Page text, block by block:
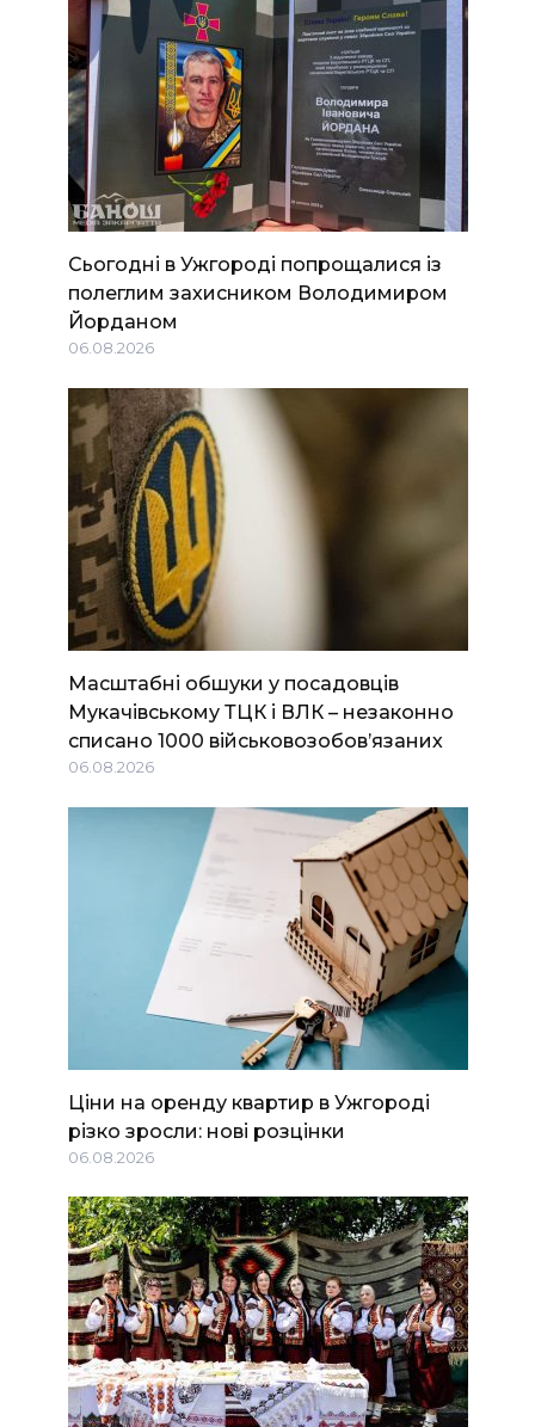
Сьогодні в Ужгороді попрощалися із
полеглим захисником Володимиром
Йорданом
06.08.2026
Масштабні обшуки у посадовців
Мукачівському ТЦК і ВЛК – незаконно
списано 1000 військовозобов’язаних
06.08.2026
Ціни на оренду квартир в Ужгороді
різко зросли: нові розцінки
06.08.2026